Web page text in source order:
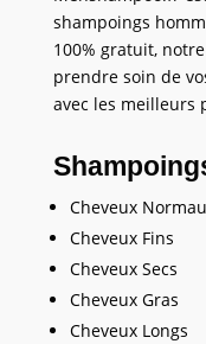
shampoings
100% gratuit,
prendre soin de
avec les meilleurs
Cheveux
Cheveux Fins
Cheveux Secs
Cheveux Gras
Cheveux Longs